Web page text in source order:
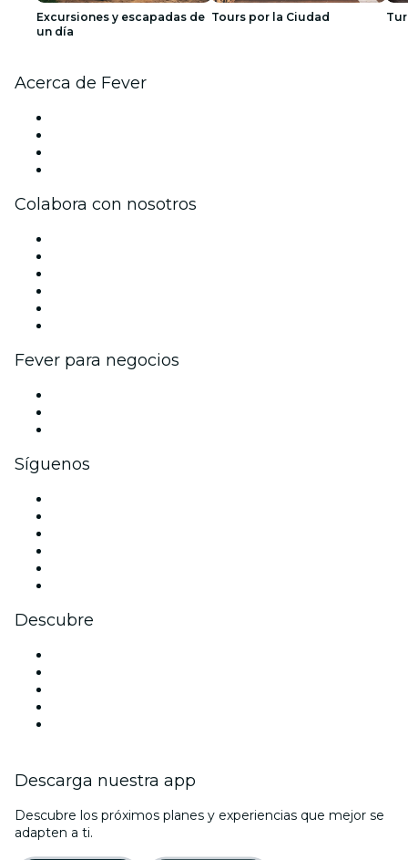
Excursiones y escapadas de
un día
Tours por la Ciudad
Acerca de Fever
Colabora con nosotros
Fever para negocios
Síguenos
Descubre
Descarga nuestra app
Descubre los próximos planes y experiencias que mejor se
adapten a ti.